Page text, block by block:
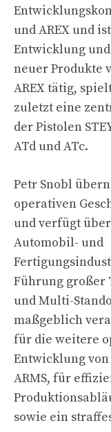
und AREX und
Entwicklung
neuer Produkte
AREX tätig,
zuletzt eine
der Pistolen
ATd und ATc.
Petr Snobl
operativen
und verfügt
Automobil- und
Führung großer
und Multi-
maßgeblich
für die weitere
Entwicklung von
ARMS, für
sowie ein